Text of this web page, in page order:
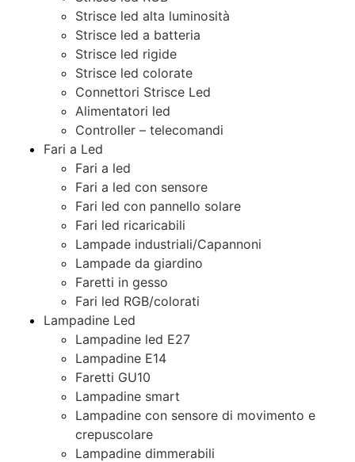
Strisce led alta luminosità
Strisce led a batteria
Strisce led rigide
Strisce led colorate
Connettori Strisce Led
Alimentatori led
Controller – telecomandi
Fari a Led
Fari a led
Fari a led con sensore
Fari led con pannello solare
Fari led ricaricabili
Lampade industriali/Capannoni
Lampade da giardino
Faretti in gesso
Fari led RGB/colorati
Lampadine Led
Lampadine led E27
Lampadine E14
Faretti GU10
Lampadine smart
Lampadine con sensore di movimento e
crepuscolare
Lampadine dimmerabili